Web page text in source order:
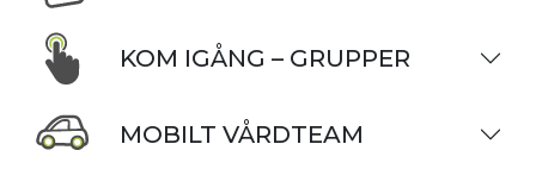
KOM IGÅNG – GRUPPER
MOBILT VÅRDTEAM